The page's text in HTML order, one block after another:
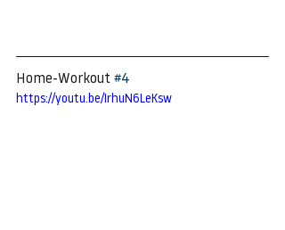
Home-Workout #4
https://youtu.be/IrhuN6LeKsw